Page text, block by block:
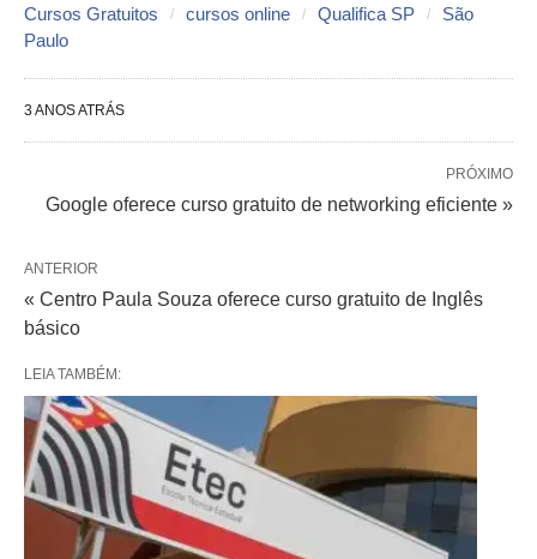
Cursos Gratuitos cursos online Qualifica SP
São
Paulo
3 ANOS ATRÁS
PRÓXIMO
Google oferece curso gratuito de networking eficiente »
ANTERIOR
« Centro Paula Souza oferece curso gratuito de Inglês
básico
LEIA TAMBÉM: